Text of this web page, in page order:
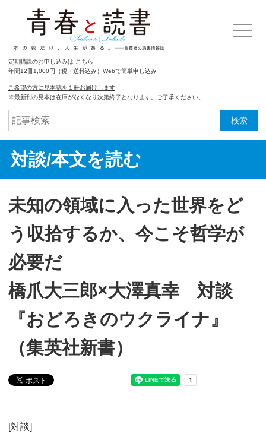
定期購読のお申し込みは こちら
年間12冊1,000円（税・送料込み）Webで簡単申し込み
ご希望の方に見本誌を１冊お届けします
※最新刊の見本は在庫がなくなり次第終了となります。ご了承ください。
検索
対談/本文を読む
未知の領域に入った世界をど
う収拾するか、今こそ哲学が
必要だ
橋爪大三郎×大澤真幸 対談
『おどろきのウクライナ』
（集英社新書）
[対談]